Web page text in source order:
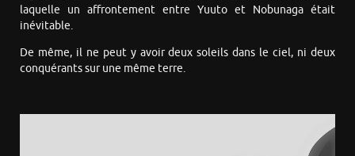
laquelle un affrontement entre Yuuto et Nobunaga était
inévitable.
De même, il ne peut y avoir deux soleils dans le ciel, ni deux
conquérants sur une même terre.